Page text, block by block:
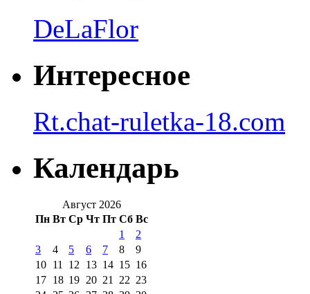
DeLaFlor
Интересное
Rt.chat-ruletka-18.com
Календарь
Август 2026
Пн Вт Ср Чт Пт Сб Вс
1
2
3
4 5 6 7 8
9
10 11 12 13 14 15 16
17 18 19 20 21 22 23